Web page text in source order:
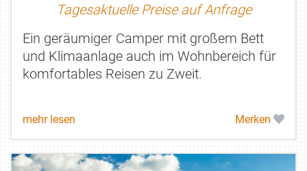
Tagesaktuelle Preise auf Anfrage
Ein geräumiger Camper mit großem Bett
und Klimaanlage auch im Wohnbereich für
komfortables Reisen zu Zweit.
mehr lesen Merken